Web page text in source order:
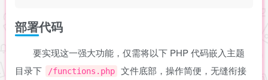
部署代码
要实现这一强大功能，仅需将以下 PHP 代码嵌入主题
目录下
/functions.php
文件底部，操作简便，无缝衔接